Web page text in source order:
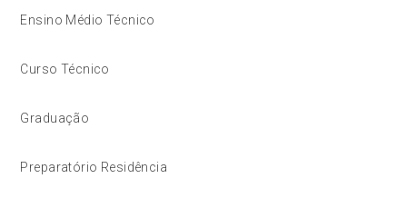
Ensino Médio Técnico
Curso Técnico
Graduação
Preparatório Residência